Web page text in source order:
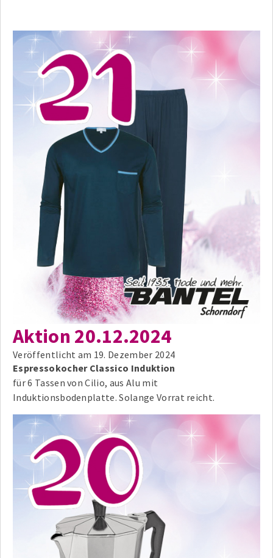
Aktion 20.12.2024
Veröffentlicht am 19. Dezember 2024
Espressokocher Classico Induktion
für 6 Tassen von Cilio, aus Alu mit
Induktionsbodenplatte. Solange Vorrat reicht.